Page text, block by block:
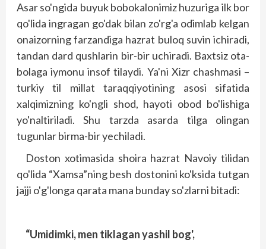
Asar so'ngida buyuk bobokalonimiz huzuriga ilk bor
qo'lida ingragan go'dak bilan zo'rg'a odimlab kelgan
onaizorning farzandiga hazrat buloq suvin ichiradi,
tandan dard qushlarin bir-bir uchiradi. Baxtsiz ota-
bolaga iymonu insof tilaydi. Ya'ni Xizr chashmasi –
turkiy til millat taraqqiyotining asosi sifatida
xalqimizning ko'ngli shod, hayoti obod bo'lishiga
yo'naltiriladi. Shu tarzda asarda tilga olingan
tugunlar birma-bir yechiladi.
Doston xotimasida shoira hazrat Navoiy tilidan
qo'lida “Xamsa”ning besh dostonini ko'ksida tutgan
jajji o'g'longa qarata mana bunday so'zlarni bitadi:
“Umidimki, men tiklagan yashil bog',